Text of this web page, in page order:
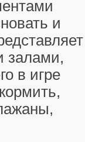
и
залами,
в игре